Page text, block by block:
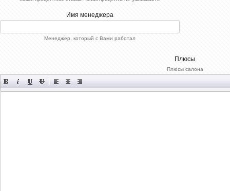
Имя менеджера
Менеджер, который с Вами работал
Плюсы
Плюсы салона